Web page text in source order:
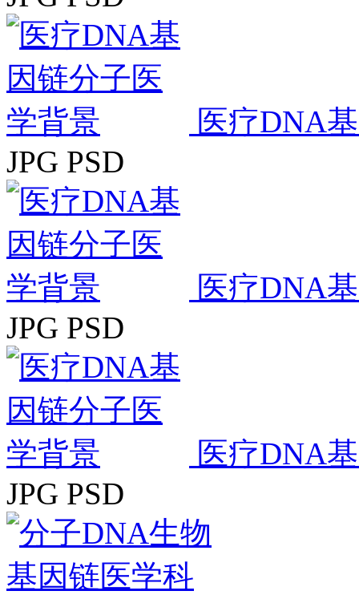
医疗DNA
JPG PSD
医疗DNA
JPG PSD
医疗DNA
JPG PSD